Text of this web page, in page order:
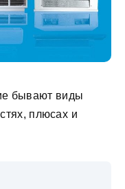
бывают виды
плюсах и